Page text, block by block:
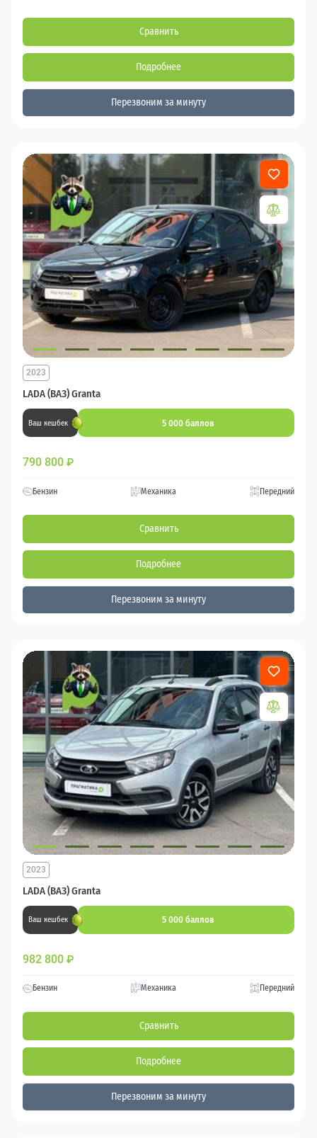
Сравнить
Подробнее
Перезвоним за минуту
LADA (ВАЗ) Granta
2023
Ваш кешбек 5 000 баллов
790 800 ₽
Бензин Механика Передний
Сравнить
Подробнее
Перезвоним за минуту
LADA (ВАЗ) Granta
2023
Ваш кешбек 5 000 баллов
982 800 ₽
Бензин Механика Передний
Сравнить
Подробнее
Перезвоним за минуту